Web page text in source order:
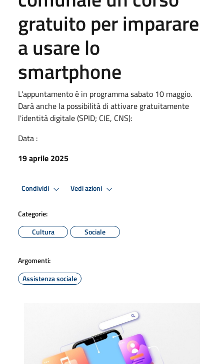
gratuito per imparare
a usare lo
smartphone
L'appuntamento è in programma sabato 10 maggio.
Darà anche la possibilità di attivare gratuitamente
l'identità digitale (SPID; CIE, CNS):
Data :
19 aprile 2025
Condividi Vedi azioni
Categorie:
Cultura
Sociale
Argomenti:
Assistenza sociale